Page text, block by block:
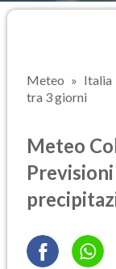
Meteo Italia
tra 3 giorni
Meteo